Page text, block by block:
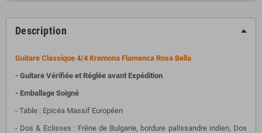
Description
Guitare Classique 4/4 Kremona Flamenca Rosa Bella
- Guitare Vérifiée et Réglée avant Expédition
- Emballage Soigné
- Table : Epicéa Massif Européen
- Dos & Eclisses : Frêne de Bulgarie, bordure palissandre indien, Dos